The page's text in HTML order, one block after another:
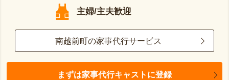
主婦/主夫歓迎
南越前町の家事代行サービス
まずは家事代行キャストに登録